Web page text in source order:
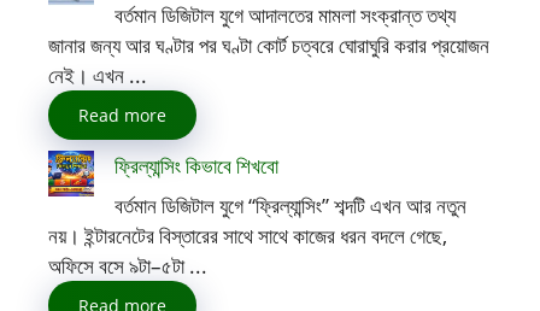
বর্তমান ডিজিটাল যুগে আদালতের মামলা সংক্রান্ত তথ্য
জানার জন্য আর ঘণ্টার পর ঘণ্টা কোর্ট চত্বরে ঘোরাঘুরি করার প্রয়োজন
নেই। এখন ...
Read more
ফ্রিল্যান্সিং কিভাবে শিখবো
বর্তমান ডিজিটাল যুগে “ফ্রিল্যান্সিং” শব্দটি এখন আর নতুন
নয়। ইন্টারনেটের বিস্তারের সাথে সাথে কাজের ধরন বদলে গেছে,
অফিসে বসে ৯টা–৫টা ...
Read more